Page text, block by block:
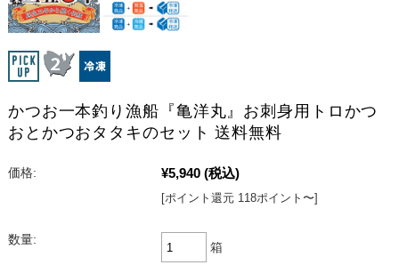
かつお一本釣り漁船『亀洋丸』お刺身用トロかつ
おとかつおタタキのセット 送料無料
価格: ¥5,940 (税込)
[ポイント還元 118ポイント〜]
数量:
箱